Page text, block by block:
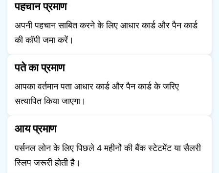
पहचान प्रमाण
अपनी पहचान साबित करने के लिए आधार कार्ड और पैन कार्ड
की कॉपी जमा करें।
पते का प्रमाण
आपका वर्तमान पता आधार कार्ड और पैन कार्ड के जरिए
सत्यापित किया जाएगा।
आय प्रमाण
पर्सनल लोन के लिए पिछले 4 महीनों की बैंक स्टेटमेंट या सैलरी
स्लिप जरूरी होती है।